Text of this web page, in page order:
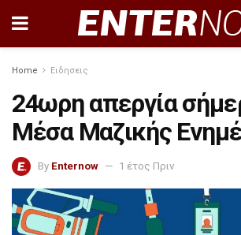
Home Ειδησεις
24ωρη απεργία
Μέσα Μαζικής
By Enternow 1 έτος Πριν